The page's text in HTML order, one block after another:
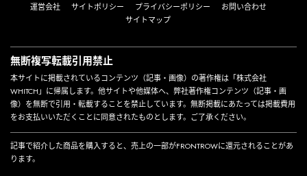
運営会社
サイトポリシー プライバシーポリシー
お問い合わせ
サイトマップ
無断複写転載引用禁止
本サイトに掲載されているコンテンツ（記事・画像）の著作権は「株式会社
WHITCH」に帰属します。他サイトや他媒体へ、弊社著作権コンテンツ（記事・画
像）を無断で引用・転載することを禁止しています。無断掲載にあたっては掲載費用
をお支払いいただくことに同意されたものとします。ご了承ください。
記事で紹介した商品を購入すると、売上の一部がFRONTROWに還元されることがあ
ります。